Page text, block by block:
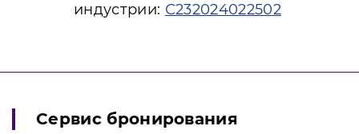
индустрии: С232024022502
Сервис бронирования